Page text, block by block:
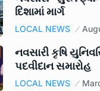
દિશામાં માર્ગ
LOCAL NEWS
નવસારી કૃષિ
પદવીદાન સમારોહ
LOCAL NEWS